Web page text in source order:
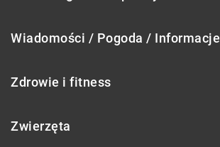
Wiadomości / Pogoda / Informacje
Zdrowie i fitness
Zwierzęta